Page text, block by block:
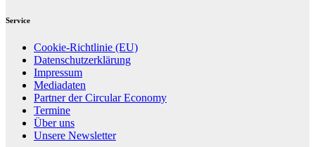
Service
Cookie-Richtlinie (EU)
Datenschutzerklärung
Impressum
Mediadaten
Partner der Circular Economy
Termine
Über uns
Unsere Newsletter